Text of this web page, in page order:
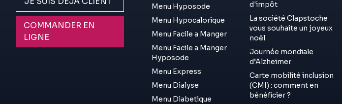
COMMANDER EN
LIGNE
Menu Hyposode
Menu Hypocalorique
Menu Facile a Manger
Menu Facile a Manger
Hyposode
Menu Express
Menu Dialyse
Menu Diabetique
d'impôt
La société Clapstoche
vous souhaite un joyeux
noël
Journée mondiale
d’Alzheimer
Carte mobilité inclusion
(CMI) : comment en
bénéficier ?